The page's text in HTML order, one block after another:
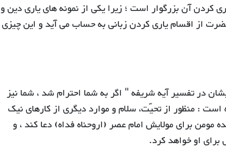
آن بزرگوار است ؛ زیرا یکی از نمونه های یاری دین و
از اقسام یاری کردن زبانی به حساب می آید و این چیزی
در تفسیر آیه شریفه " اگر به شما احترام شد ، شما نیز
شکل ادای احترام را پاسخ دهید." (نساء 86) ؛ فرموده است : منظور از تحیّت، سلام و موارد دیگری از کارهای نیک
مومن برای مولایش امام عصر (اروحناه فداه) دعا کند ، و
برای او خواهد کرد.